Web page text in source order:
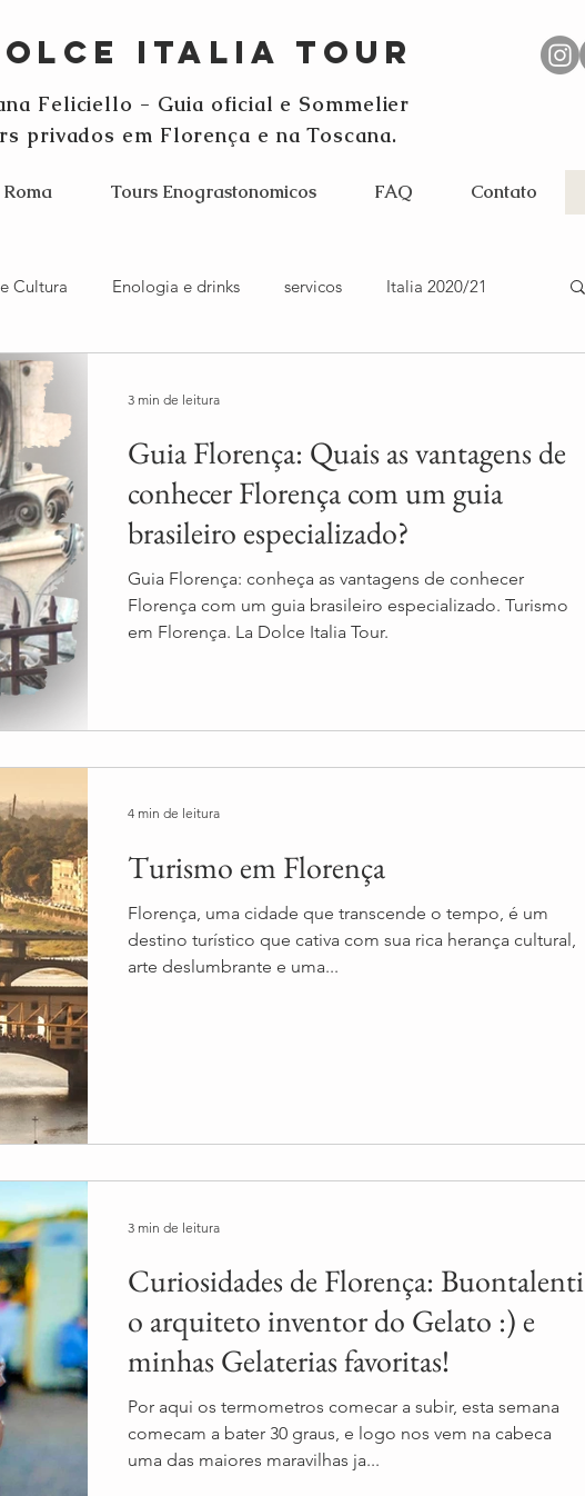
Italia Tour
Feliciello - Guia oficial e Sommelier
privados em Florença e na Toscana.
Tours Enograstonomicos FAQ Contato
Cultura Enologia e drinks servicos Italia 2020/21
Dolce Italia Tour
Guia Florença: Quais as vantagens de
conhecer Florença com um guia
brasileiro especializado?
Guia Florença: conheça as vantagens de conhecer
Florença com um guia brasileiro especializado. Turismo
em Florença. La Dolce Italia Tour.
3 min de leitura
Turismo em Florença
Florença, uma cidade que transcende o tempo, é um
destino turístico que cativa com sua rica herança cultural,
arte deslumbrante e uma...
4 min de leitura
Curiosidades de Florença: Buontalenti
o arquiteto inventor do Gelato :) e
minhas Gelaterias favoritas!
Por aqui os termometros comecar a subir, esta semana
comecam a bater 30 graus, e logo nos vem na cabeca
uma das maiores maravilhas ja...
3 min de leitura